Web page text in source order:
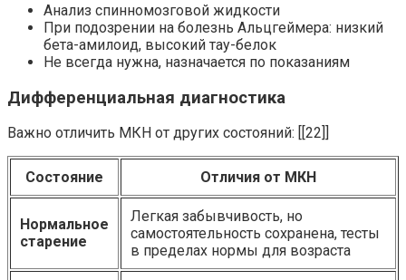
Анализ спинномозговой жидкости
При подозрении на болезнь Альцгеймера: низкий
бета-амилоид, высокий тау-белок
Не всегда нужна, назначается по показаниям
Дифференциальная диагностика
Важно отличить МКН от других состояний: [[22]]
Состояние Отличия от МКН
Нормальное
старение
Легкая забывчивость, но
самостоятельность сохранена, тесты
в пределах нормы для возраста